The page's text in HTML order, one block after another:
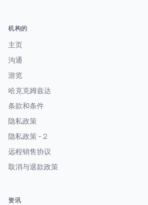
机构的
主页
沟通
游览
哈克克姆兹达
条款和条件
隐私政策
隐私政策 - 2
远程销售协议
取消与退款政策
资讯